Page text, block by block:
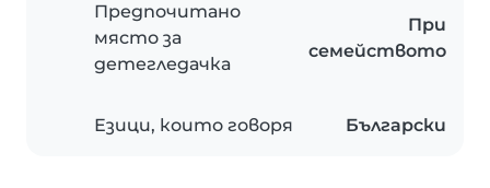
Предпочитано
място за
детегледачка
При
семейството
Езици, които говоря Български